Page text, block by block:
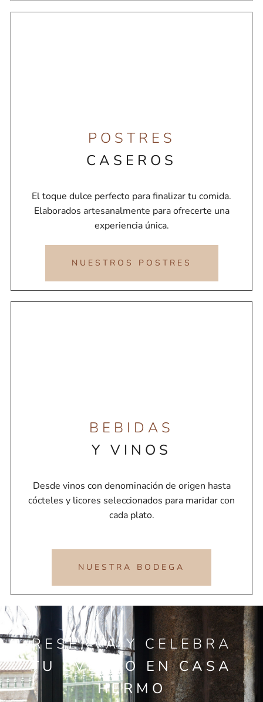
POSTRES
CASEROS
El toque dulce perfecto para finalizar tu comida.
Elaborados artesanalmente para ofrecerte una
experiencia única.
NUESTROS POSTRES
BEBIDAS
Y VINOS
Desde vinos con denominación de origen hasta
cócteles y licores seleccionados para maridar con
cada plato.
NUESTRA BODEGA
RESERVA Y CELEBRA
TU EVENTO EN CASA
HERMO